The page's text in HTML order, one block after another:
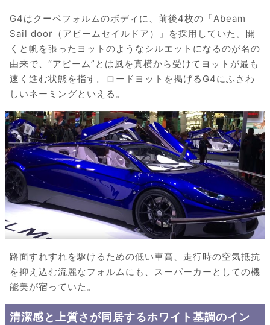
G4はクーペフォルムのボディに、前後4枚の「Abeam
Sail door（アビームセイルドア）」を採用していた。開
くと帆を張ったヨットのようなシルエットになるのが名の
由来で、“アビーム”とは風を真横から受けてヨットが最も
速く進む状態を指す。ロードヨットを掲げるG4にふさわ
しいネーミングといえる。
路面すれすれを駆けるための低い車高、走行時の空気抵抗
を抑え込む流麗なフォルムにも、スーパーカーとしての機
能美が宿っていた。
清潔感と上質さが同居するホワイト基調のイン